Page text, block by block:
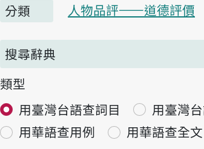
分類 人物品評——道德評價
搜尋辭典
類型
用臺灣台語查詞目
用臺灣
用華語查用例
用華語查全文